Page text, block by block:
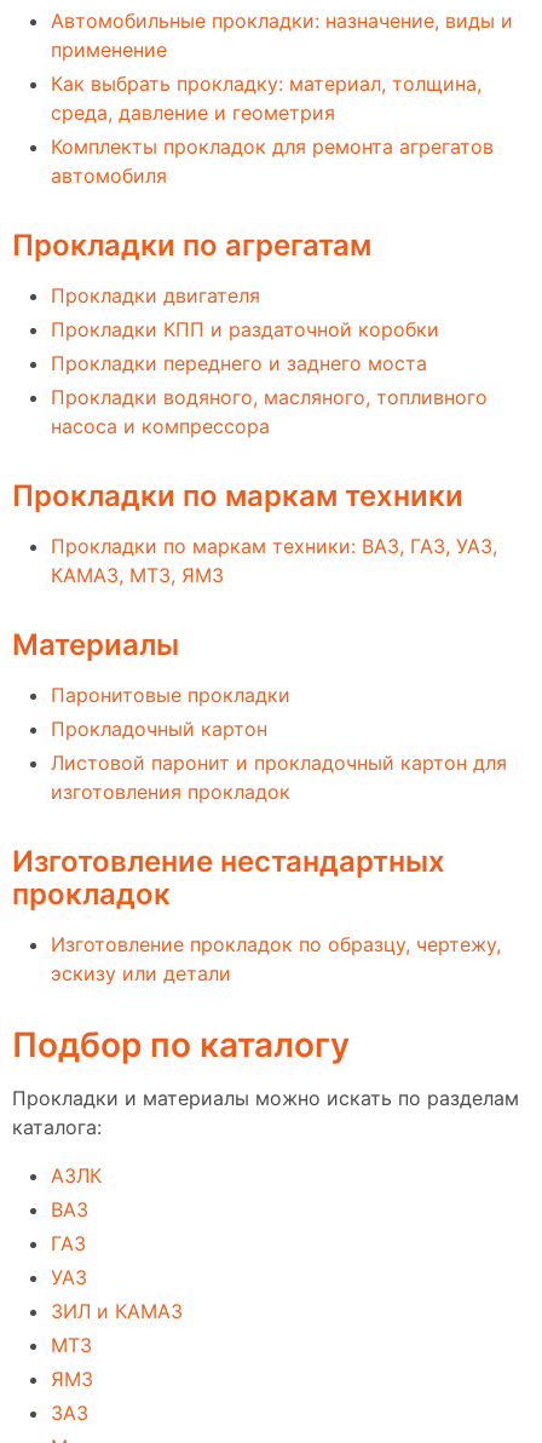
Автомобильные прокладки: назначение, виды и
применение
Как выбрать прокладку: материал, толщина,
среда, давление и геометрия
Комплекты прокладок для ремонта агрегатов
автомобиля
Прокладки по агрегатам
Прокладки двигателя
Прокладки КПП и раздаточной коробки
Прокладки переднего и заднего моста
Прокладки водяного, масляного, топливного
насоса и компрессора
Прокладки по маркам техники
Прокладки по маркам техники: ВАЗ, ГАЗ, УАЗ,
КАМАЗ, МТЗ, ЯМЗ
Материалы
Паронитовые прокладки
Прокладочный картон
Листовой паронит и прокладочный картон для
изготовления прокладок
Изготовление нестандартных
прокладок
Изготовление прокладок по образцу, чертежу,
эскизу или детали
Подбор по каталогу
Прокладки и материалы можно искать по разделам
каталога:
АЗЛК
ВАЗ
ГАЗ
УАЗ
ЗИЛ и КАМАЗ
МТЗ
ЯМЗ
ЗАЗ